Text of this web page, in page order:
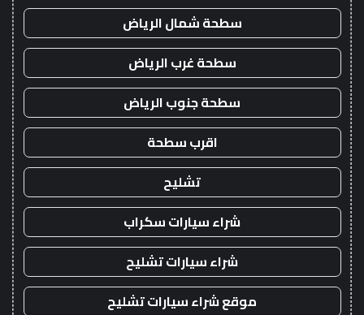
سطحة شمال الرياض
سطحة غرب الرياض
سطحة جنوب الرياض
اقرب سطحة
تشليح
شراء سيارات سكراب
شراء سيارات تشليح
موقع شراء سيارات تشليح